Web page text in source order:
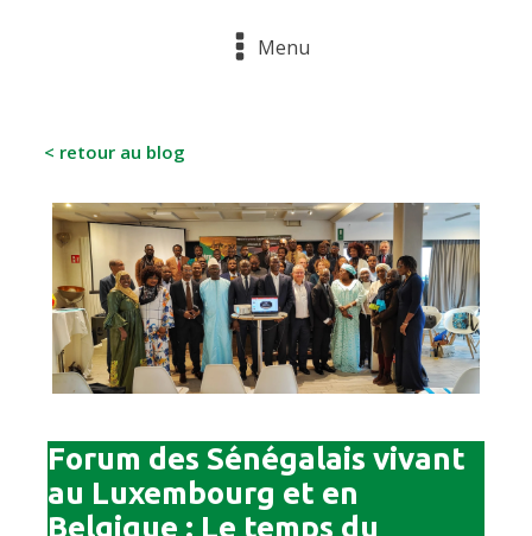
Menu
< retour au blog
Forum des Sénégalais vivant
au Luxembourg et en
Belgique : Le temps du